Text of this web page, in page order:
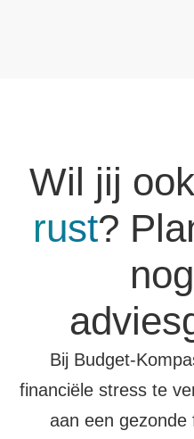
Wil jij ook
rust?
Bij Budget-
financiële stress te
aan een gezonde